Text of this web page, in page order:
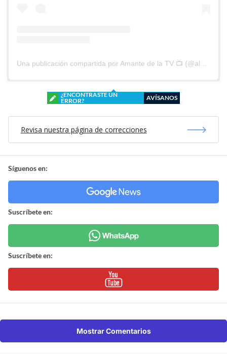
Una publicación compartida por Amante de la TV 📺 (@alguien_te_observa)
¿ENCONTRASTE UN
ERROR?
AVÍSANOS
Revisa nuestra página de correcciones
Síguenos en:
Suscríbete en:
Suscríbete en:
Mostrar Comentarios